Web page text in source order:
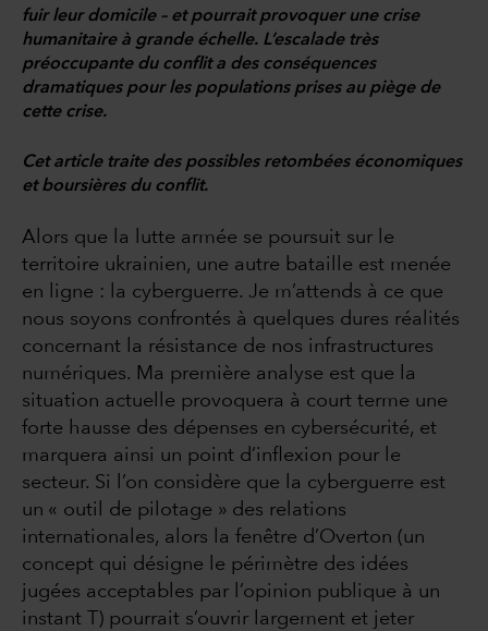
fuir leur domicile – et pourrait provoquer une crise
humanitaire à grande échelle. L’escalade très
préoccupante du conflit a des conséquences
dramatiques pour les populations prises au piège de
cette crise.
Cet article traite des possibles retombées économiques
et boursières du conflit.
Alors que la lutte armée se poursuit sur le
territoire ukrainien, une autre bataille est menée
en ligne : la cyberguerre. Je m’attends à ce que
nous soyons confrontés à quelques dures réalités
concernant la résistance de nos infrastructures
numériques. Ma première analyse est que la
situation actuelle provoquera à court terme une
forte hausse des dépenses en cybersécurité, et
marquera ainsi un point d’inflexion pour le
secteur. Si l’on considère que la cyberguerre est
un « outil de pilotage » des relations
internationales, alors la fenêtre d’Overton (un
concept qui désigne le périmètre des idées
jugées acceptables par l’opinion publique à un
instant T) pourrait s’ouvrir largement et jeter